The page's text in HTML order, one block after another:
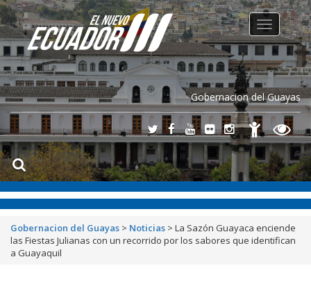
Gobernacion del Guayas
Toggle
navigation
Gobernacion del Guayas > Noticias > La Sazón Guayaca enciende
las Fiestas Julianas con un recorrido por los sabores que identifican
a Guayaquil